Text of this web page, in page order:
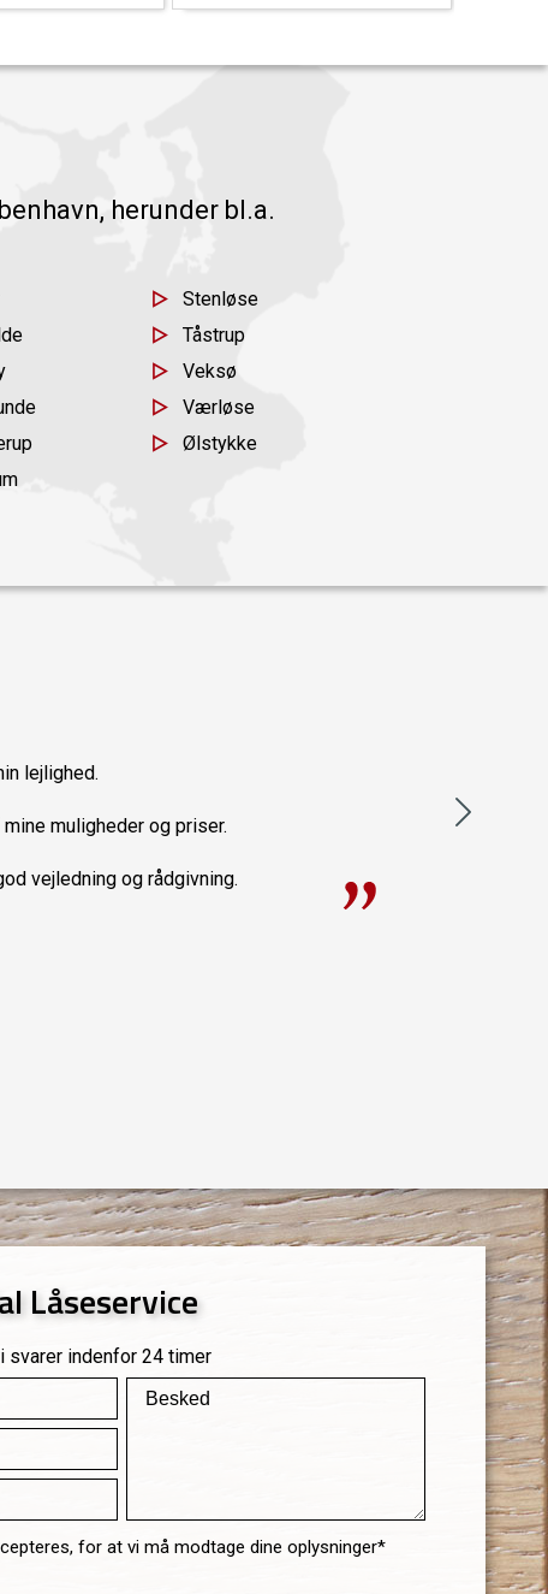
herunder bl.a.
Stenløse
Tåstrup
Veksø
Værløse
Ølstykke
lejlighed.
muligheder og priser.
vejledning og rådgivning.
Låseservice
svarer indenfor 24 timer
for at vi må modtage dine oplysninger*